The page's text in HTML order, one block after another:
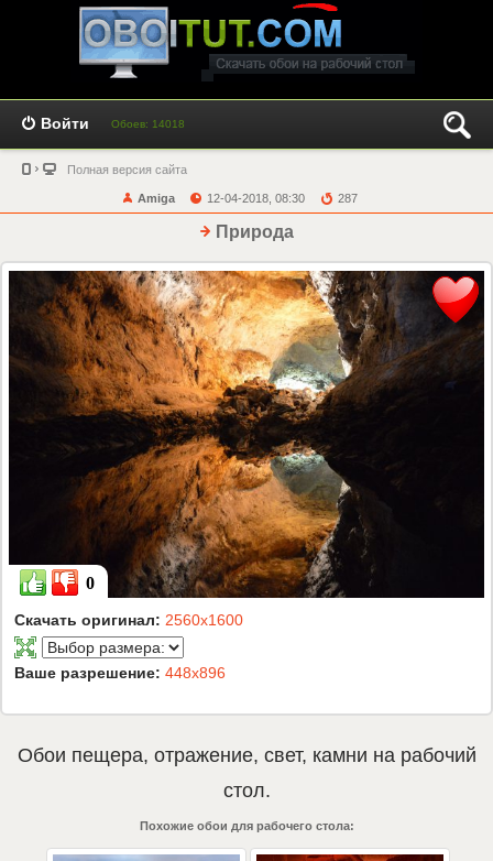
Войти Обоев: 14018
Полная версия сайта
Amiga 12-04-2018, 08:30 287
Природа
0
Скачать оригинал: 2560x1600
Ваше разрешение: 448x896
Обои пещера, отражение, свет, камни на рабочий
стол.
Похожие обои для рабочего стола: